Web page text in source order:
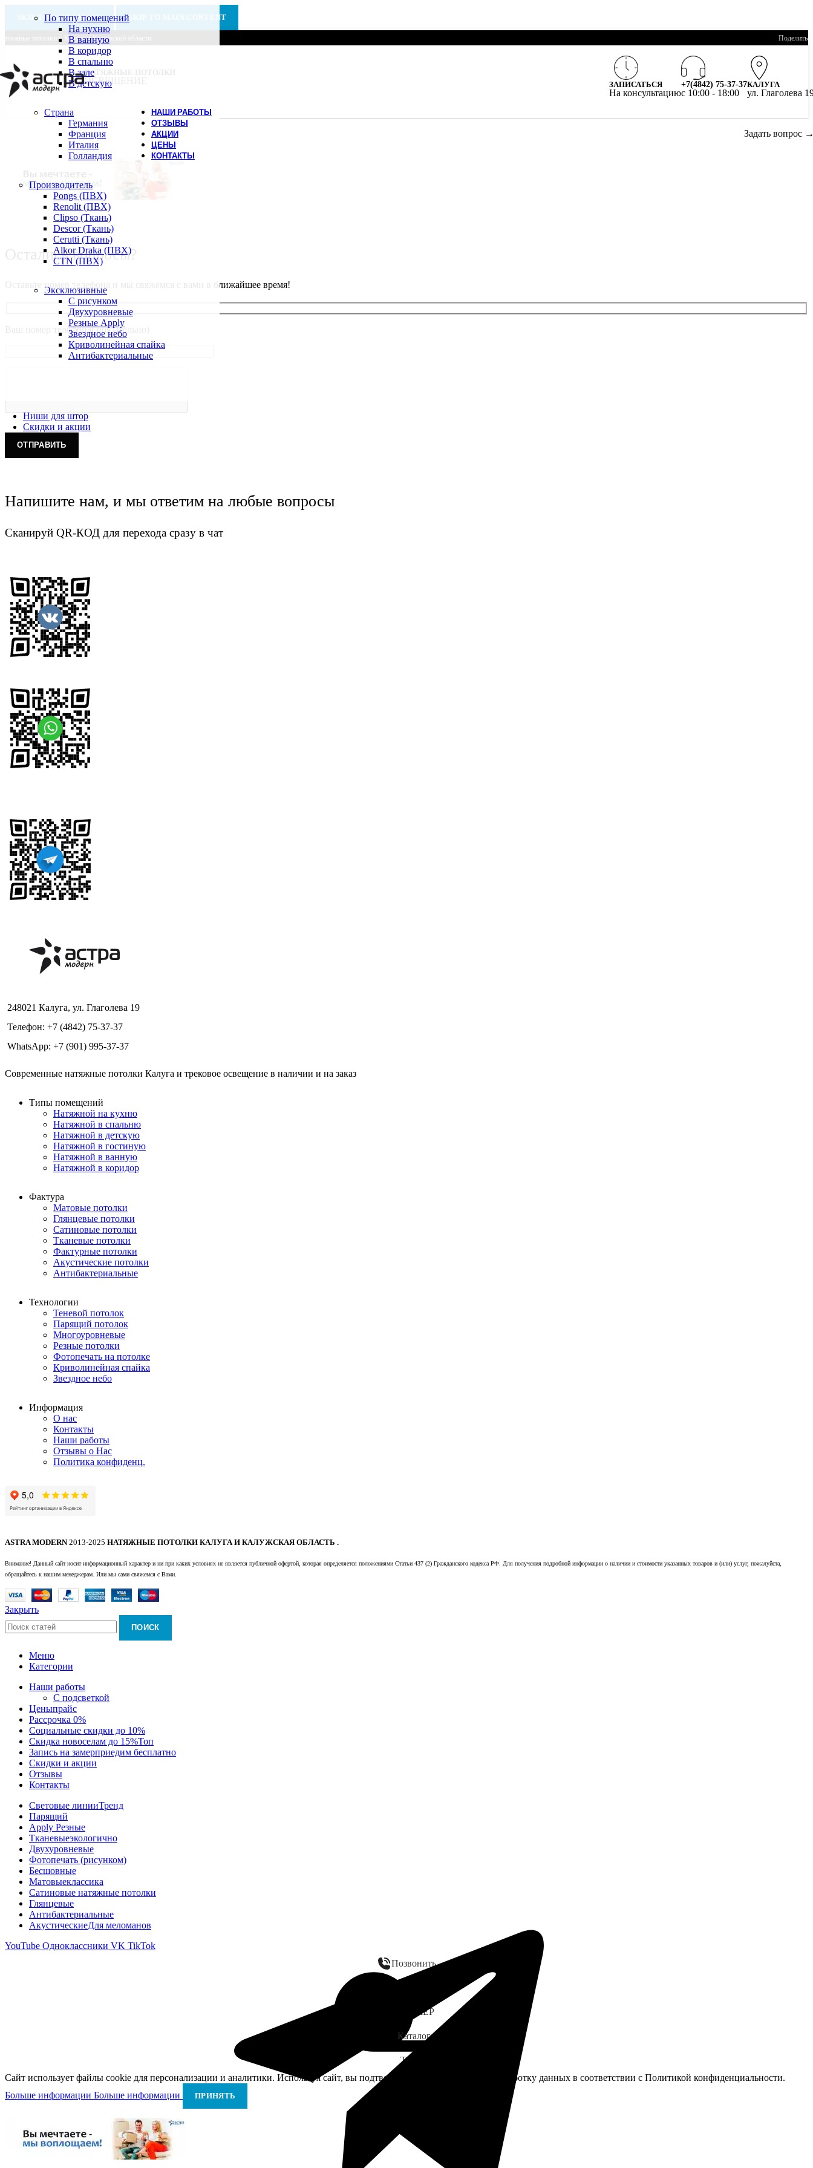
SKIP TO NAVIGATION SKIP TO MAIN CONTENT
потолки в Калуге и Калужской области
НАТЯЖНЫЕ ПОТОЛКИ
ОСВЕЩЕНИЕ ЗАПИСАТЬСЯ
На консультацию
+7(4842) 75-37-37
c 10:00 - 18:00
КАЛУГА
ул. Глаголева
По типу помещений
На нухню
В ванную
В коридор
В спальню
В зале
В детскую
Страна
Германия
Франция
Италия
Голландия
Производитель
Pongs (ПВХ)
Renolit (ПВХ)
Clipso (Ткань)
Descor (Ткань)
Cerutti (Ткань)
Alkor Draka (ПВХ)
CTN (ПВХ)
Эксклюзивные
С рисунком
Двухуровневые
Резные Apply
Звездное небо
Криволинейная спайка
Антибактериальные
Ниши для штор
Скидки и акции
НАШИ РАБОТЫ
ОТЗЫВЫ
АКЦИИ
ЦЕНЫ
КОНТАКТЫ
Задать вопрос
Остались вопросы?
Оставьте номер телефона и мы свяжемся с вами в ближайшее время!
Ваш номер телефона( обязательно)
Напишите нам, и мы ответим на любые вопросы
Сканируй QR-КОД для перехода сразу в чат
248021 Калуга, ул. Глаголева 19
Телефон: +7 (4842) 75-37-37
WhatsApp: +7 (901) 995-37-37
Современные натяжные потолки Калуга и трековое освещение в наличии и на заказ
Типы помещений
Натяжной на кухню
Натяжной в спальню
Натяжной в детскую
Натяжной в гостиную
Натяжной в ванную
Натяжной в коридор
Фактура
Матовые потолки
Глянцевые потолки
Сатиновые потолки
Тканевые потолки
Фактурные потолки
Акустические потолки
Антибактериальные
Технологии
Теневой потолок
Парящий потолок
Многоуровневые
Резные потолки
Фотопечать на потолке
Криволинейная спайка
Звездное небо
Информация
О нас
Контакты
Наши работы
Отзывы о Нас
Политика конфиденц.
ASTRA MODERN2013-2025 НАТЯЖНЫЕ ПОТОЛКИ КАЛУГА И КАЛУЖСКАЯ ОБЛАСТЬ .
Внимание! Данный сайт носит информационный характер и ни при каких условиях не является публичной офертой, которая определяется положениями Статьи 437 (2) Гражданского кодекса РФ. Для получения подробной информации о наличии и стоимости указанных товаров и (или) услуг, пожалуйста,
обращайтесь к нашим менеджерам. Или мы сами свяжемся с Вами.
Закрыть
ПОИСК
Меню
Категории
Наши работы
С подсветкой
Ценыпрайс
Рассрочка 0%
Социальные скидки до 10%
Скидка новоселам до 15%Топ
Запись на замерприедим бесплатно
Скидки и акции
Отзывы
Контакты
Световые линииТренд
Парящий
Apply Резные
Тканевыеэкологично
Двухуровневые
Фотопечать (рисунком)
Бесшовные
Матовыеклассика
Сатиновые натяжные потолки
Глянцевые
Антибактериальные
АкустическиеДля меломанов
YouTube Одноклассники VK TikTok
Позвонить
ЗАМЕР
Каталог
Telegram
Сайт использует файлы cookie для персонализации и аналитики. Используя сайт, вы подтверждаете своё согласие на обработку данных в соответствии с Политикой конфиденциальности.
Больше информации Больше информации ПРИНЯТЬ